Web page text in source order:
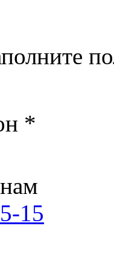
*
15